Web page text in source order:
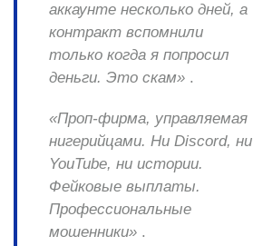
аккаунте несколько дней, а
контракт вспомнили
только когда я попросил
деньги. Это скам» .
«Проп-фирма, управляемая
нигерийцами. Ни Discord, ни
YouTube, ни истории.
Фейковые выплаты.
Профессиональные
мошенники» .